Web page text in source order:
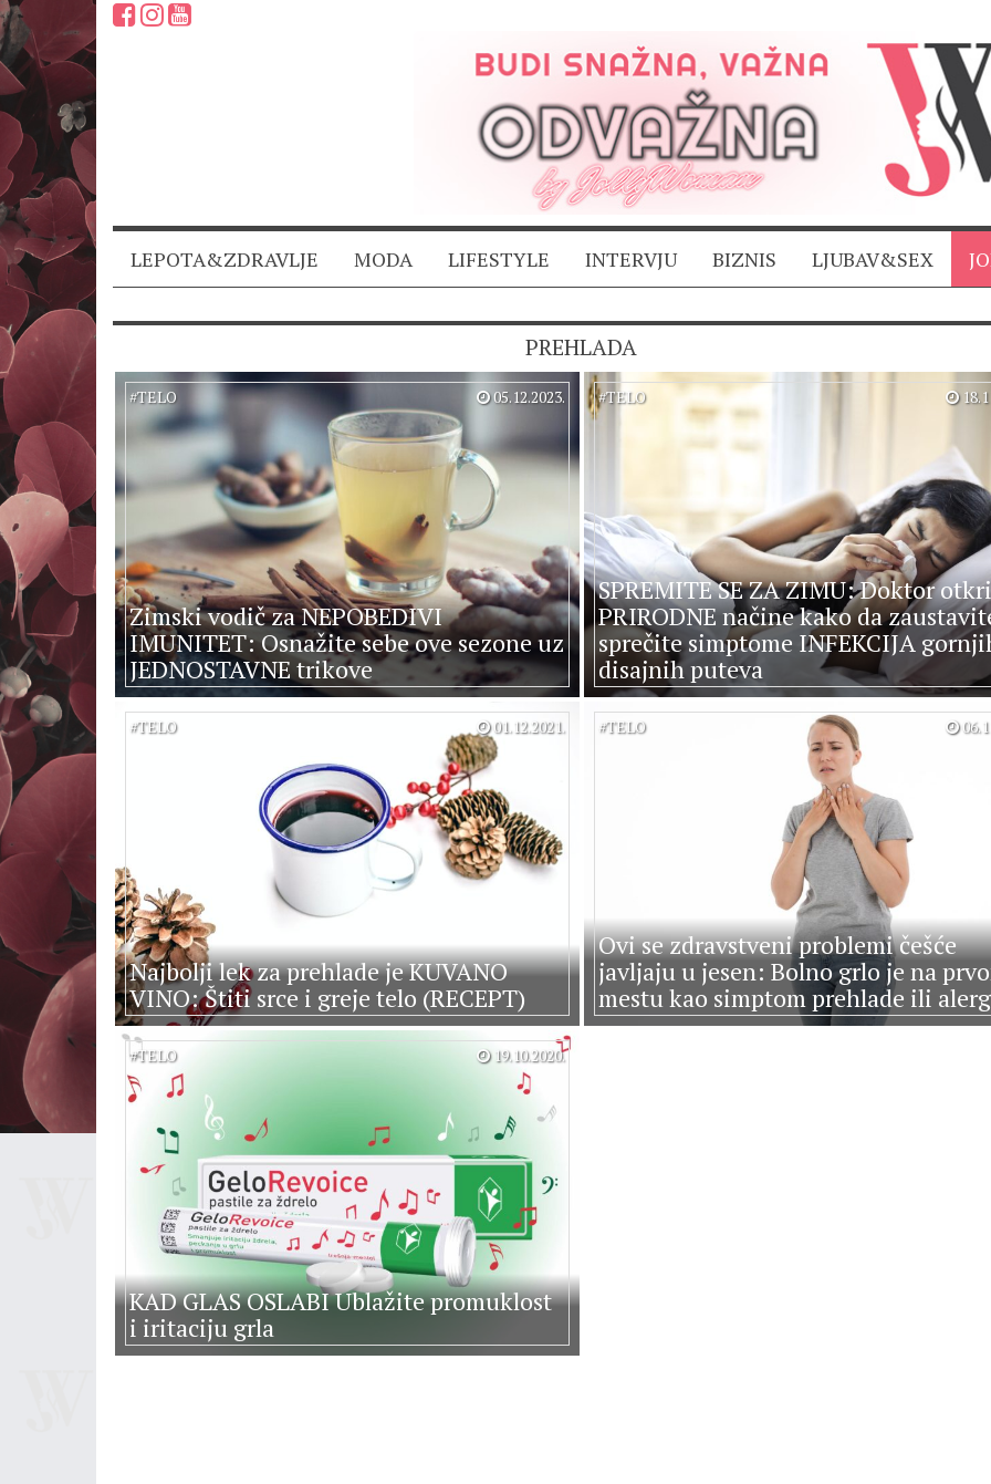
LEPOTA&ZDRAVLJE MODA LIFESTYLE INTERVJU BIZNIS LJUBAV&SEX
PREHLADA
Zimski vodič za NEPOBEDIVI
IMUNITET: Osnažite sebe ove sezone uz
JEDNOSTAVNE trikove
#TELO 05.12.2023.
SPREMITE SE ZA ZIMU: Doktor
PRIRODNE načine kako da
sprečite simptome INFEKCIJA
disajnih puteva
#TELO
Najbolji lek za prehlade je KUVANO
VINO: Štiti srce i greje telo (RECEPT)
#TELO 01.12.2021.
Ovi se zdravstveni problemi češće
javljaju u jesen: Bolno grlo je na
mestu kao simptom prehlade ili
#TELO
KAD GLAS OSLABI Ublažite promuklost
i iritaciju grla
#TELO 19.10.2020.